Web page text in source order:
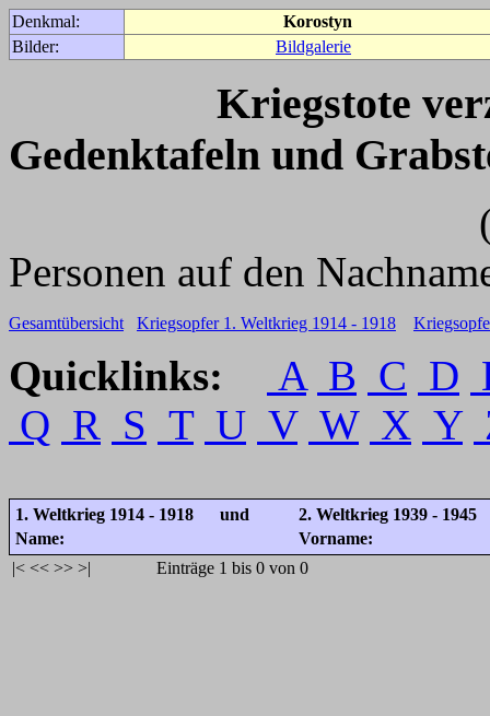
Denkmal:
Korostyn
Bilder:
Bildgalerie
Kriegstote
Gedenktafeln und
(Für weitere
Personen auf den
Gesamtübersicht Kriegsopfer 1. Weltkrieg 1914 - 1918
Quicklinks: A B C D
Q R S T U V W X Y
1. Weltkrieg 1914 - 1918 und
2. Weltkrieg 1939 - 1945
Name:
Vorname:
|< << >> >| Einträge 1 bis 0 von 0